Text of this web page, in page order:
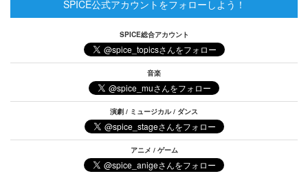
SPICE公式アカウントをフォローしよう！
SPICE総合アカウント
音楽
演劇 / ミュージカル / ダンス
アニメ / ゲーム